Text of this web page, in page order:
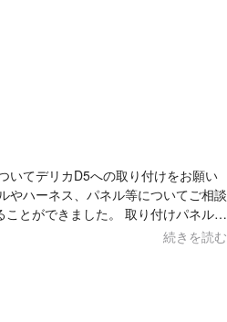
いてデリカD5への取り付けをお願い
やハーネス、パネル等についてご相談
とができました。 取り付けパネルも
関わらずクッション材等でうまく調節
続きを読む